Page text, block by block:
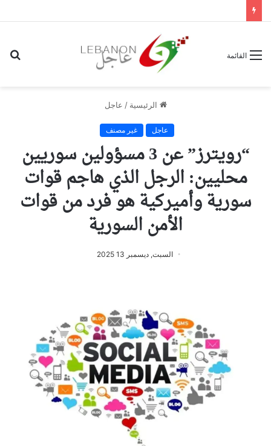
القائمة
الرئيسية / عاجل
عاجل غير مصنف
“رويترز” عن 3 مسؤولين سوريين
محليين: الرجل الذي هاجم قوات
سورية وأميركية هو فرد من قوات
الأمن السورية
السبت, ديسمبر 13 2025